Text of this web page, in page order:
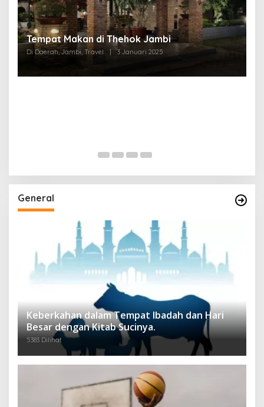
Tempat Makan di Thehok Jambi
Di Daerah, Jambi, Travel | 3 Januari 2025
General
Keberkahan dalam Tempat Ibadah dan Hari
Besar dengan Kitab Sucinya.
5383 Dilihat